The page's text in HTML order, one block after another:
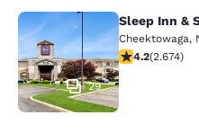
Sleep Inn &
29
Sleep Inn &
Cheektowaga,
Valutazione di
4.2(2.674)